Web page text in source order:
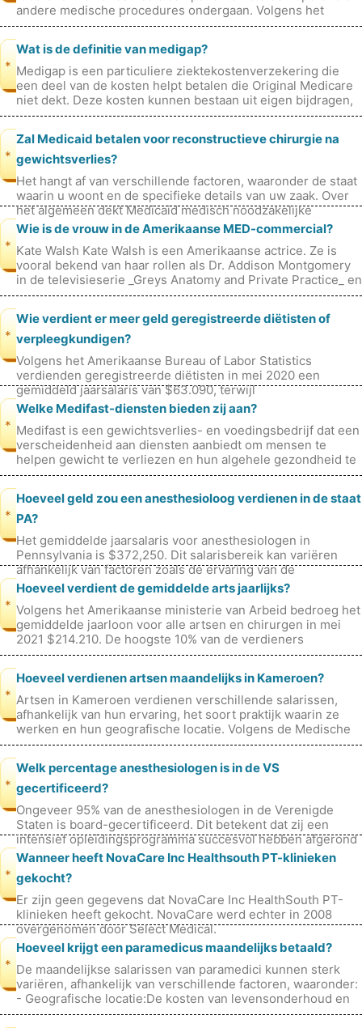
andere medische procedures ondergaan. Volgens het
Amerikaanse Bureau of
*
Wat is de definitie van medigap?
Medigap is een particuliere ziektekostenverzekering die
een deel van de kosten helpt betalen die Original Medicare
niet dekt. Deze kosten kunnen bestaan ​​uit eigen bijdragen,
co-assurantie
*
Zal Medicaid betalen voor reconstructieve chirurgie na
gewichtsverlies?
Het hangt af van verschillende factoren, waaronder de staat
waarin u woont en de specifieke details van uw zaak. Over
het algemeen dekt Medicaid medisch noodzakelijke
diensten, en reconstruc
*
Wie is de vrouw in de Amerikaanse MED-commercial?
Kate Walsh Kate Walsh is een Amerikaanse actrice. Ze is
vooral bekend van haar rollen als Dr. Addison Montgomery
in de televisieserie _Greys Anatomy and Private Practice_ en
als Rebecca Wr
*
Wie verdient er meer geld geregistreerde diëtisten of
verpleegkundigen?
Volgens het Amerikaanse Bureau of Labor Statistics
verdienden geregistreerde diëtisten in mei 2020 een
gemiddeld jaarsalaris van $63.090, terwijl
verpleegkundigen een gemiddeld jaarsalaris v
*
Welke Medifast-diensten bieden zij aan?
Medifast is een gewichtsverlies- en voedingsbedrijf dat een
verscheidenheid aan diensten aanbiedt om mensen te
helpen gewicht te verliezen en hun algehele gezondheid te
verbeteren. Deze dien
*
Hoeveel geld zou een anesthesioloog verdienen in de staat
PA?
Het gemiddelde jaarsalaris voor anesthesiologen in
Pennsylvania is $372,250. Dit salarisbereik kan variëren
afhankelijk van factoren zoals de ervaring van de
anesthesioloog, het opleidingsni
*
Hoeveel verdient de gemiddelde arts jaarlijks?
Volgens het Amerikaanse ministerie van Arbeid bedroeg het
gemiddelde jaarloon voor alle artsen en chirurgen in mei
2021 $214.210. De hoogste 10% van de verdieners
verdiende meer dan $338.810
*
Hoeveel verdienen artsen maandelijks in Kameroen?
Artsen in Kameroen verdienen verschillende salarissen,
afhankelijk van hun ervaring, het soort praktijk waarin ze
werken en hun geografische locatie. Volgens de Medische
Raad van Kameroen be
*
Welk percentage anesthesiologen is in de VS
gecertificeerd?
Ongeveer 95% van de anesthesiologen in de Verenigde
Staten is board-gecertificeerd. Dit betekent dat zij een
intensief opleidingsprogramma succesvol hebben afgerond
en hun kennis en vaardigh
*
Wanneer heeft NovaCare Inc Healthsouth PT-klinieken
gekocht?
Er zijn geen gegevens dat NovaCare Inc HealthSouth PT-
klinieken heeft gekocht. NovaCare werd echter in 2008
overgenomen door Select Medical.
*
Hoeveel krijgt een paramedicus maandelijks betaald?
De maandelijkse salarissen van paramedici kunnen sterk
variëren, afhankelijk van verschillende factoren, waaronder:
- Geografische locatie:De kosten van levensonderhoud en
loonschalen kunnen